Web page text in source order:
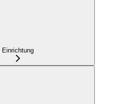
Einrichtung